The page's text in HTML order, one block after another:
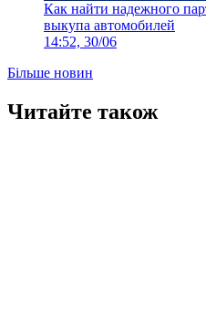
Как найти надежного
выкупа автомобилей
14:52, 30/06
Більше новин
Читайте також